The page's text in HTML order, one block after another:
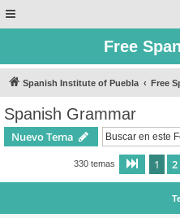
Free
Spanish Institute of Puebla Free
Spanish Grammar
Nuevo Tema
330 temas Página
1 2